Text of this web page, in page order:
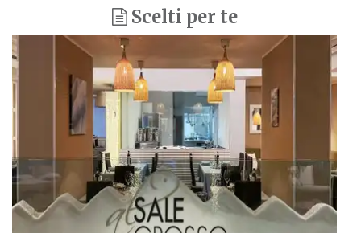
Scelti per te